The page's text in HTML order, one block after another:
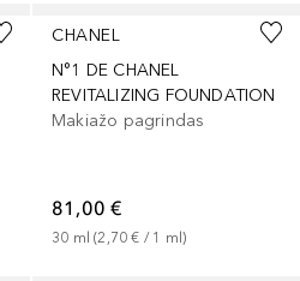
CHANEL
N°1 DE CHANEL
REVITALIZING FOUNDATION
Makiažo pagrindas
81,00 €
30 ml (2,70 € / 1 ml)